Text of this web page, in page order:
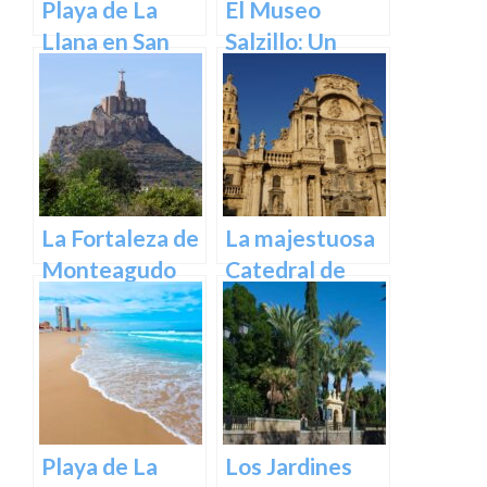
Playa de La
Llana en San
Pedro del
Pinatar
El Museo
Salzillo: Un
Tesoro de la
Escultura
Barroca en
España en
Murcia
La Fortaleza de
Monteagudo
La majestuosa
Catedral de
Murcia: un
tesoro
arquitectónico
y cultural
Playa de La
Los Jardines